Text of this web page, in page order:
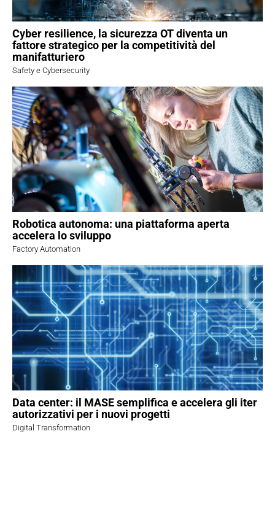
Cyber resilience, la sicurezza OT diventa un
fattore strategico per la competitività del
manifatturiero
Safety e Cybersecurity
Robotica autonoma: una piattaforma aperta
accelera lo sviluppo
Factory Automation
Data center: il MASE semplifica e accelera gli iter
autorizzativi per i nuovi progetti
Digital Transformation